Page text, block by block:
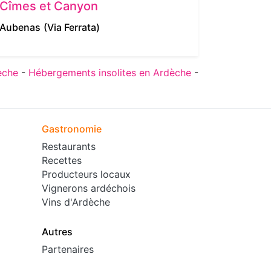
Cîmes et Canyon
Aubenas (Via Ferrata)
- Hébergements insolites en Ardèche -
Gastronomie
Restaurants
Recettes
Producteurs locaux
Vignerons ardéchois
Vins d'Ardèche
Autres
Partenaires